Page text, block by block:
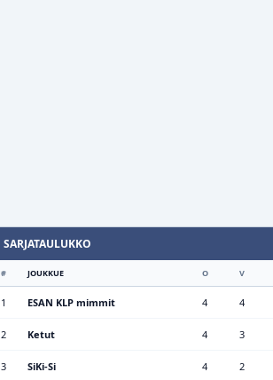
SARJATAULUKKO
# JOUKKUE O V
1 ESAN KLP mimmit 4 4
2 Ketut 4 3
3 SiKi-Si 4 2